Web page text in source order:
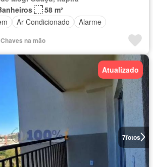
58 m²
Ar Condicionado Alarme
na mão
7fotos
Atualizado